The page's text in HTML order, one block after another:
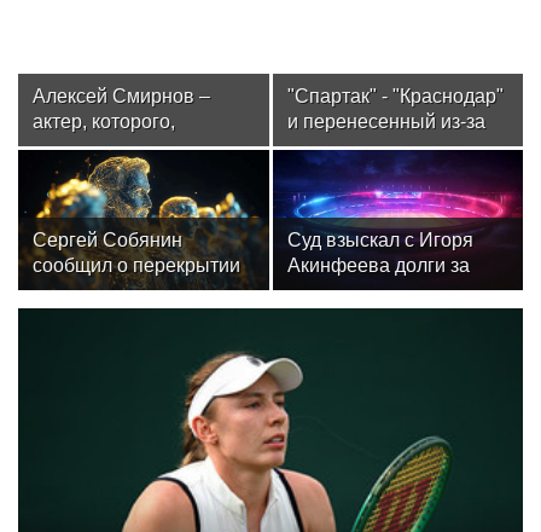
Алексей Смирнов –
актер, которого,
надеюсь, еще не
забыли
"Спартак" - "Краснодар"
и перенесенный из-за
урагана матч. Стартует
3-й тур РПЛ
Сергей Собянин
сообщил о перекрытии
дорог в Москве 8 и 9
Суд взыскал с Игоря
Акинфеева долги за
коммунальные услуги